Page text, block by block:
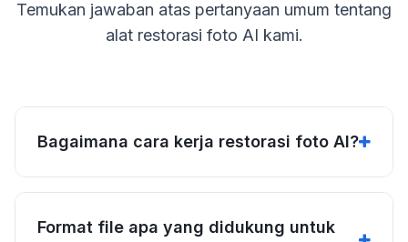
Temukan jawaban atas pertanyaan umum tentang
alat restorasi foto AI kami.
Bagaimana cara kerja restorasi foto AI?
Format file apa yang didukung untuk